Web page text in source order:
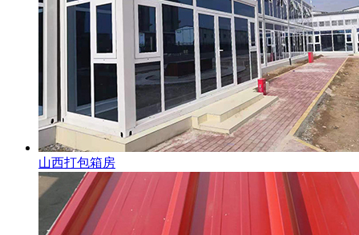
山西打包箱房